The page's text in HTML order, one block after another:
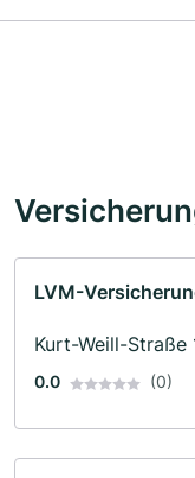
LVM-
Kurt-Weill-Straße
0.0 (0)